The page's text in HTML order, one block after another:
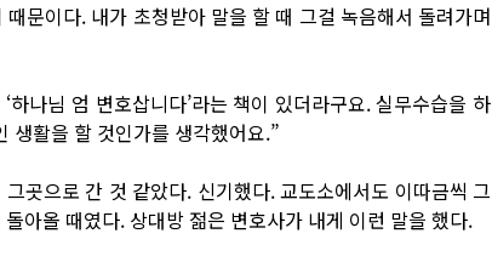
문이다. 내가 초청받아 말을 할 때 그걸 녹음해서 돌려가며
나님 엄 변호삽니다’라는 책이 있더라구요. 실무수습을 하
생활을 할 것인가를 생각했어요.”
곳으로 간 것 같았다. 신기했다. 교도소에서도 이따금씩 그
아올 때였다. 상대방 젊은 변호사가 내게 이런 말을 했다.